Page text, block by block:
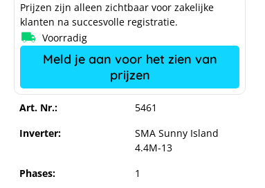
BYD Battery-Box Premium LVS 4.0
met SMA SI 4.4M-13
Art. Nr.:
5461
Inverter:
SMA Sunny Island
4.4M-13
Phases:
1
Prijzen zijn alleen zichtbaar voor zakelijke
klanten na succesvolle registratie.
Voorradig
Meld je aan voor het zien van
prijzen